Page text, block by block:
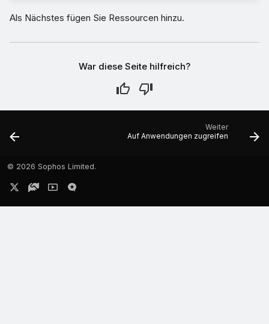
Als Nächstes fügen Sie Ressourcen hinzu.
War diese Seite hilfreich?
Weiter
Auf Anwendungen zugreifen
© 2026 Sophos Limited.